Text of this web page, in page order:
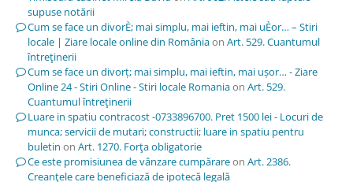
supuse notării
Cum se face un divorÈ; mai simplu, mai ieftin, mai uÈor… – Stiri
locale | Ziare locale online din Româniaon Art. 529. Cuantumul
întreţinerii
Cum se face un divorț; mai simplu, mai ieftin, mai ușor… - Ziare
Online 24 - Stiri Online - Stiri locale Romaniaon Art. 529.
Cuantumul întreţinerii
Luare in spatiu contracost -0733896700. Pret 1500 lei - Locuri de
munca; servicii de mutari; constructii; luare in spatiu pentru
buletin on Art. 1270. Forţa obligatorie
Ce este promisiunea de vânzare cumpărareon Art. 2386.
Creanţele care beneficiază de ipotecă legală